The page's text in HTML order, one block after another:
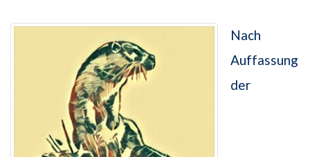
Nach
Auffassung
der